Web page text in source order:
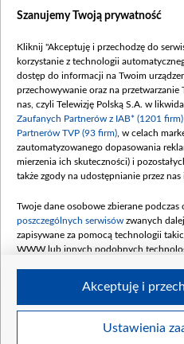
Dofinansowanie 635
(wpłata wrzesień 100
mln, listopad 265 mln)
Dofinansowanie 48 862
Data podpisania
(wpłata grudzień
Dofinansowanie 900
Data podpisania
kwiecień 180 mln, 7
czerwca 90 mln)
Dofinansowanie 250
4 sierpnia 250 mln
Szanujemy Twoją prywatność
Kliknij "Akceptuję i przechodzę do
korzystanie z technologii
dostęp do informacji na Twoim
przechowywanie oraz na
nas, czyli Telewizję Polską S.A. w
Zaufanych Partnerów z IAB* (1201 firm)
Partnerów TVP (93 firm) , w celach
zautomatyzowanego dopasowania
mierzenia ich skuteczności) i
także zgody na udostępnianie przez
Twoje dane osobowe zbierane podczas
poszczególnych serwisów zwanych
zapisywane za pomocą technologii
WWW lub innych podobnych
Twoje dane osobowe zbierane podczas
Ustawienia
Akceptuję i